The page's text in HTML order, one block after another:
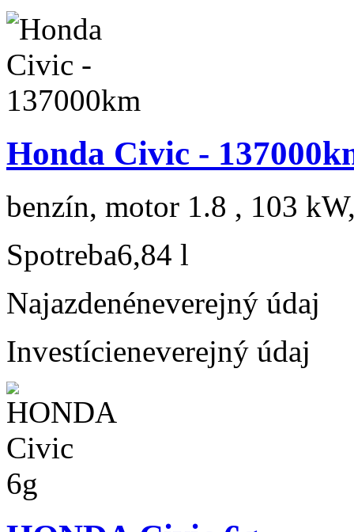
Honda Civic -
benzín, motor 1.8 , 103
Spotreba6,84 l
Najazdenéneverejný údaj
Investícieneverejný údaj